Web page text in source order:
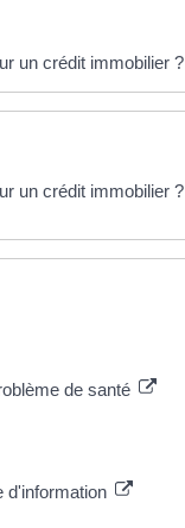
un crédit immobilier ?
un crédit immobilier ?
de santé
d'information